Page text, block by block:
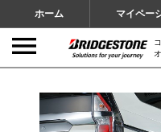
ホーム マイペー